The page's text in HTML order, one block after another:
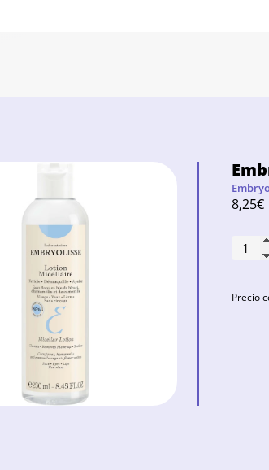
8,25€
Precio